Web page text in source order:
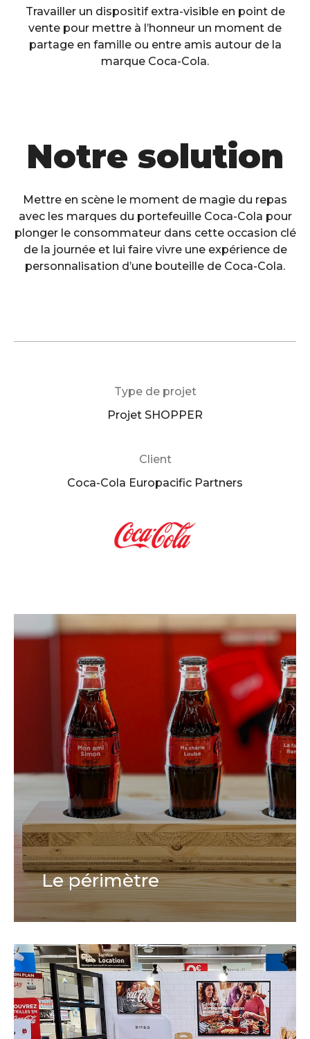
Travailler un dispositif extra-visible en point de
vente pour mettre à l’honneur un moment de
partage en famille ou entre amis autour de la
marque Coca-Cola.
Notre solution
Mettre en scène le moment de magie du repas
avec les marques du portefeuille Coca-Cola pour
plonger le consommateur dans cette occasion clé
de la journée et lui faire vivre une expérience de
personnalisation d’une bouteille de Coca-Cola.
Type de projet
Projet SHOPPER
Client
Coca-Cola Europacific Partners
Le périmètre